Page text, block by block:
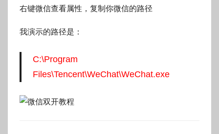
o
右键微信查看属性，复制你微信的路径
我演示的路径是：
C:\Program
Files\Tencent\WeChat\WeChat.exe